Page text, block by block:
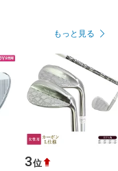
もっと見る
3位